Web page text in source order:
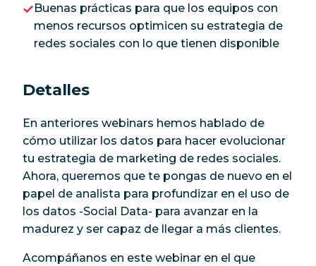
Buenas prácticas para que los equipos con
menos recursos optimicen su estrategia de
redes sociales con lo que tienen disponible
Detalles
En anteriores webinars hemos hablado de
cómo utilizar los datos para hacer evolucionar
tu estrategia de marketing de redes sociales.
Ahora, queremos que te pongas de nuevo en el
papel de analista para profundizar en el uso de
los datos -Social Data- para avanzar en la
madurez y ser capaz de llegar a más clientes.
Acompáñanos en este webinar en el que